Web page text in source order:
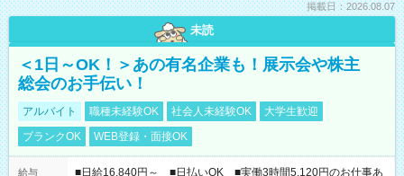
掲載日：2026.08.07
未読
＜1日～OK！＞あの有名企業も！展示会や株主
総会のお手伝い！
アルバイト 職種未経験OK 社会人未経験OK
大学生歓迎
ブランクOK
WEB登録・面接OK
給与
■日給16,840円～ ■日払いOK ■実働3時間5,120円のお仕事あ